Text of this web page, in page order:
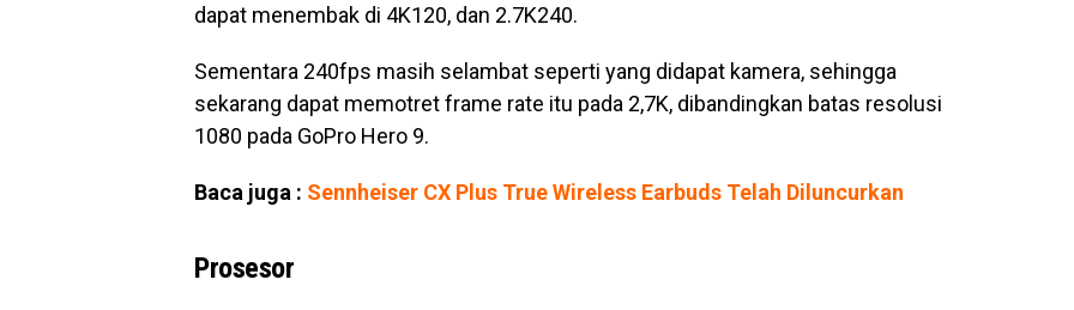
dapat menembak di 4K120, dan 2.7K240.
Sementara 240fps masih selambat seperti yang didapat kamera, sehingga
sekarang dapat memotret frame rate itu pada 2,7K, dibandingkan batas resolusi
1080 pada GoPro Hero 9.
Baca juga : Sennheiser CX Plus True Wireless Earbuds Telah Diluncurkan
Prosesor